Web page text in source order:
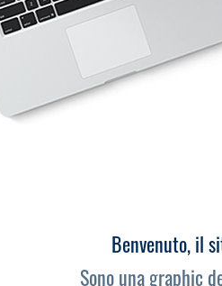
Benvenuto, il
Sono una graphic